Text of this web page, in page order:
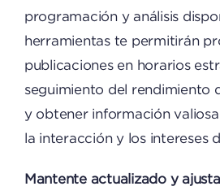
programación y análisis
herramientas te permitirán
publicaciones en horarios
seguimiento del rendimiento
y obtener información
la interacción y los intereses
Mantente actualizado y